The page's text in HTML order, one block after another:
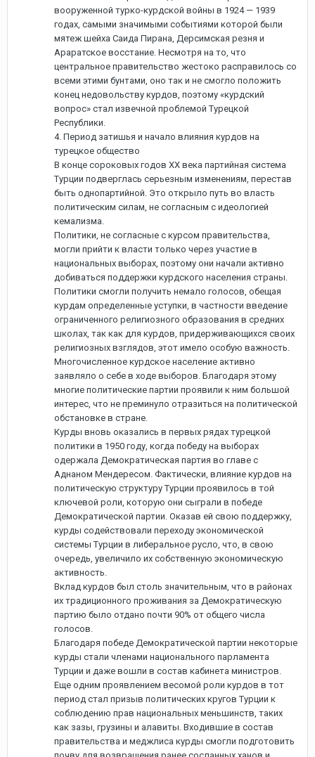
вооруженной турко-курдской войны в 1924 — 1939
годах, самыми значимыми событиями которой были
мятеж шейха Саида Пирана, Дерсимская резня и
Араратское восстание. Несмотря на то, что
центральное правительство жестоко расправилось со
всеми этими бунтами, оно так и не смогло положить
конец недовольству курдов, поэтому «курдский
вопрос» стал извечной проблемой Турецкой
Республики.
4. Период затишья и начало влияния курдов на
турецкое общество
В конце сороковых годов ХХ века партийная система
Турции подверглась серьезным изменениям, перестав
быть однопартийной. Это открыло путь во власть
политическим силам, не согласным с идеологией
кемализма.
Политики, не согласные с курсом правительства,
могли прийти к власти только через участие в
национальных выборах, поэтому они начали активно
добиваться поддержки курдского населения страны.
Политики смогли получить немало голосов, обещая
курдам определенные уступки, в частности введение
ограниченного религиозного образования в средних
школах, так как для курдов, придерживающихся своих
религиозных взглядов, этот имело особую важность.
Многочисленное курдское население активно
заявляло о себе в ходе выборов. Благодаря этому
многие политические партии проявили к ним большой
интерес, что не преминуло отразиться на политической
обстановке в стране.
Курды вновь оказались в первых рядах турецкой
политики в 1950 году, когда победу на выборах
одержала Демократическая партия во главе с
Аднаном Мендересом. Фактически, влияние курдов на
политическую структуру Турции проявилось в той
ключевой роли, которую они сыграли в победе
Демократической партии. Оказав ей свою поддержку,
курды содействовали переходу экономической
системы Турции в либеральное русло, что, в свою
очередь, увеличило их собственную экономическую
активность.
Вклад курдов был столь значительным, что в районах
их традиционного проживания за Демократическую
партию было отдано почти 90% от общего числа
голосов.
Благодаря победе Демократической партии некоторые
курды стали членами национального парламента
Турции и даже вошли в состав кабинета министров.
Еще одним проявлением весомой роли курдов в тот
период стал призыв политических кругов Турции к
соблюдению прав национальных меньшинств, таких
как зазы, грузины и алавиты. Входившие в состав
правительства и меджлиса курды смогли подготовить